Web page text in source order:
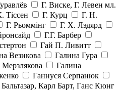
Г. Виске, Г. Левен мл.
Тiссен Г. Курц
Г. Н.
Г. Рьоммінг
Г. Х. Лэдярд
Г.Г. Барбер
Гай П. Ливитт
Везикова
Галина Гура
Галина
Ганнуся Серпанюк
Карл Барт, Ганс Кюнг